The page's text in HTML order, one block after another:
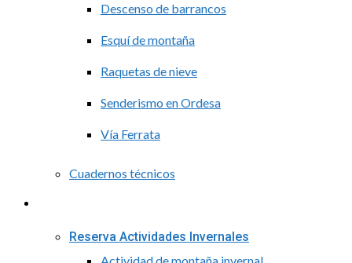
Descenso de barrancos
Esquí de montaña
Raquetas de nieve
Senderismo en Ordesa
Vía Ferrata
Cuadernos técnicos
Reserva Actividades Invernales